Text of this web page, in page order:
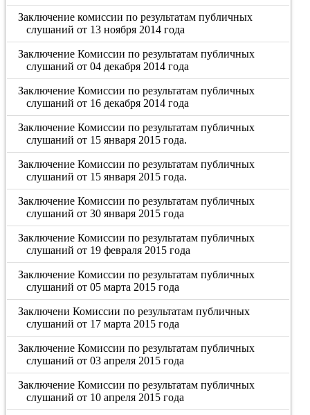
Заключение комиссии по результатам публичных
слушаний от 13 ноября 2014 года
Заключение Комиссии по результатам публичных
слушаний от 04 декабря 2014 года
Заключение Комиссии по результатам публичных
слушаний от 16 декабря 2014 года
Заключение Комиссии по результатам публичных
слушаний от 15 января 2015 года.
Заключение Комиссии по результатам публичных
слушаний от 15 января 2015 года.
Заключение Комиссии по результатам публичных
слушаний от 30 января 2015 года
Заключение Комиссии по результатам публичных
слушаний от 19 февраля 2015 года
Заключение Комиссии по результатам публичных
слушаний от 05 марта 2015 года
Заключени Комиссии по результатам публичных
слушаний от 17 марта 2015 года
Заключение Комиссии по результатам публичных
слушаний от 03 апреля 2015 года
Заключение Комиссии по результатам публичных
слушаний от 10 апреля 2015 года